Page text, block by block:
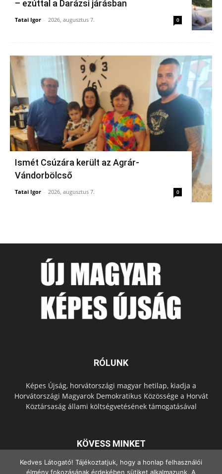
– ezúttal a Darázsi járásban
Tatai Igor - 2026, augusztus 7. 0
Ismét Csúzára került az Agrár-
Vándorbölcső
Tatai Igor - 2026, augusztus 7. 0
RÓLUNK
Képes Újság, horvátországi magyar hetilap, kiadja a
Horvátországi Magyarok Demokratikus Közössége a Horvát
Köztársaság állami költségvetésének támogatásával
KÖVESS MINKET
Kedves Látogató! Tájékoztatjuk, hogy a honlap felhasználói
élmény fokozásának érdekében sütiket alkalmazunk. A